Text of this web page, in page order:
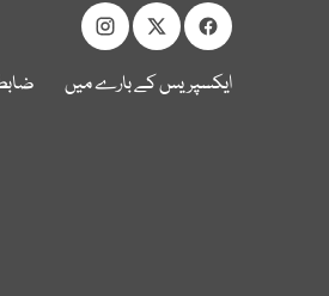
ایکسپریس کے بارے میں